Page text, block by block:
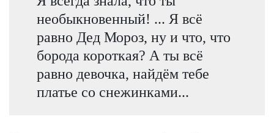
необыкновенный! ... Я всё
равно Дед Мороз, ну и что, что
борода короткая? А ты всё
равно девочка, найдём тебе
платье со снежинками...